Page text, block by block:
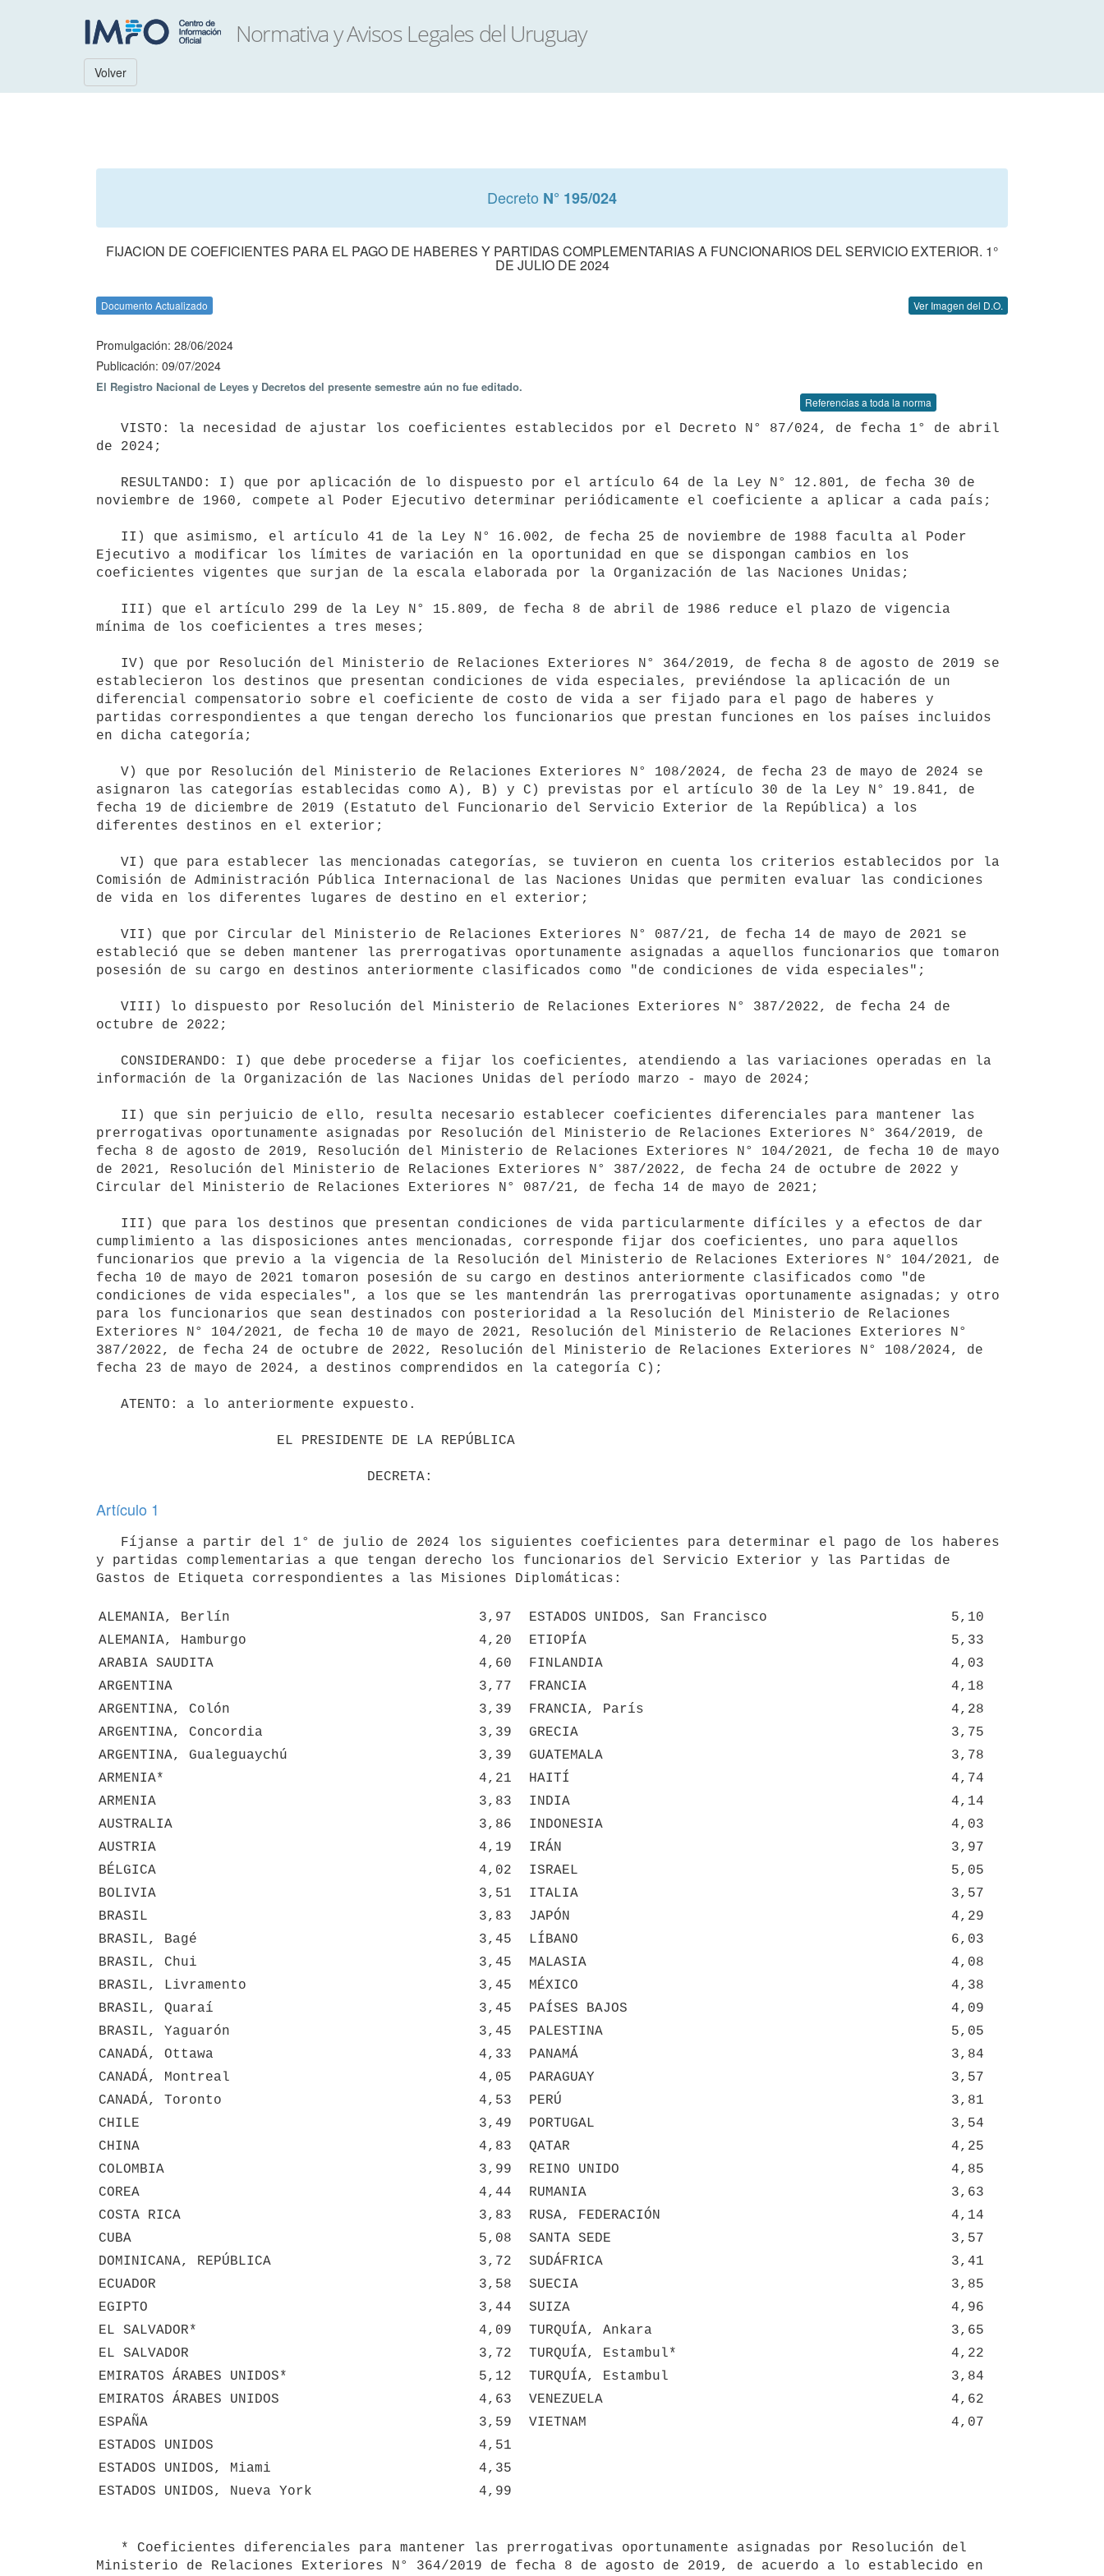
Volver
Decreto N° 195/024
FIJACION DE COEFICIENTES PARA EL PAGO DE HABERES Y PARTIDAS COMPLEMENTARIAS A FUNCIONARIOS DEL SERVICIO EXTERIOR. 1°
DE JULIO DE 2024
Documento Actualizado Ver Imagen del D.O.
Promulgación: 28/06/2024
Publicación: 09/07/2024
El Registro Nacional de Leyes y Decretos del presente semestre aún no fue editado.
Referencias a toda la norma
de 2024;
noviembre de 1960, compete al Poder Ejecutivo determinar periódicamente el coeficiente a aplicar a cada país;
Ejecutivo a modificar los límites de variación en la oportunidad en que se dispongan cambios en los
coeficientes vigentes que surjan de la escala elaborada por la Organización de las Naciones Unidas;
mínima de los coeficientes a tres meses;
establecieron los destinos que presentan condiciones de vida especiales, previéndose la aplicación de un
diferencial compensatorio sobre el coeficiente de costo de vida a ser fijado para el pago de haberes y
partidas correspondientes a que tengan derecho los funcionarios que prestan funciones en los países incluidos
en dicha categoría;
asignaron las categorías establecidas como A), B) y C) previstas por el artículo 30 de la Ley N° 19.841, de
fecha 19 de diciembre de 2019 (Estatuto del Funcionario del Servicio Exterior de la República) a los
diferentes destinos en el exterior;
Comisión de Administración Pública Internacional de las Naciones Unidas que permiten evaluar las condiciones
de vida en los diferentes lugares de destino en el exterior;
estableció que se deben mantener las prerrogativas oportunamente asignadas a aquellos funcionarios que tomaron
posesión de su cargo en destinos anteriormente clasificados como "de condiciones de vida especiales";
octubre de 2022;
información de la Organización de las Naciones Unidas del período marzo - mayo de 2024;
prerrogativas oportunamente asignadas por Resolución del Ministerio de Relaciones Exteriores N° 364/2019, de
fecha 8 de agosto de 2019, Resolución del Ministerio de Relaciones Exteriores N° 104/2021, de fecha 10 de mayo
de 2021, Resolución del Ministerio de Relaciones Exteriores N° 387/2022, de fecha 24 de octubre de 2022 y
Circular del Ministerio de Relaciones Exteriores N° 087/21, de fecha 14 de mayo de 2021;
cumplimiento a las disposiciones antes mencionadas, corresponde fijar dos coeficientes, uno para aquellos
funcionarios que previo a la vigencia de la Resolución del Ministerio de Relaciones Exteriores N° 104/2021, de
fecha 10 de mayo de 2021 tomaron posesión de su cargo en destinos anteriormente clasificados como "de
condiciones de vida especiales", a los que se les mantendrán las prerrogativas oportunamente asignadas; y otro
para los funcionarios que sean destinados con posterioridad a la Resolución del Ministerio de Relaciones
Exteriores N° 104/2021, de fecha 10 de mayo de 2021, Resolución del Ministerio de Relaciones Exteriores N°
387/2022, de fecha 24 de octubre de 2022, Resolución del Ministerio de Relaciones Exteriores N° 108/2024, de
fecha 23 de mayo de 2024, a destinos comprendidos en la categoría C);
Artículo 1
y partidas complementarias a que tengan derecho los funcionarios del Servicio Exterior y las Partidas de
Gastos de Etiqueta correspondientes a las Misiones Diplomáticas:
ALEMANIA, Berlín 3,97 ESTADOS UNIDOS, San Francisco
5,10
ALEMANIA, Hamburgo
4,20 ETIOPÍA
5,33
ARABIA SAUDITA
4,60 FINLANDIA
4,03
ARGENTINA
3,77 FRANCIA
4,18
ARGENTINA, Colón
3,39 FRANCIA, París
4,28
ARGENTINA, Concordia
3,39 GRECIA
3,75
ARGENTINA, Gualeguaychú
3,39 GUATEMALA
3,78
ARMENIA*
4,21 HAITÍ
4,74
ARMENIA
3,83 INDIA
4,14
AUSTRALIA
3,86 INDONESIA
4,03
AUSTRIA
4,19 IRÁN
3,97
BÉLGICA
4,02 ISRAEL
5,05
BOLIVIA
3,51 ITALIA
3,57
BRASIL
3,83 JAPÓN
4,29
BRASIL, Bagé
3,45 LÍBANO
6,03
BRASIL, Chui
3,45 MALASIA
4,08
BRASIL, Livramento
3,45 MÉXICO
4,38
BRASIL, Quaraí
3,45 PAÍSES BAJOS
4,09
BRASIL, Yaguarón
3,45 PALESTINA
5,05
CANADÁ, Ottawa
4,33 PANAMÁ
3,84
CANADÁ, Montreal
4,05 PARAGUAY
3,57
CANADÁ, Toronto
4,53 PERÚ
3,81
CHILE
3,49 PORTUGAL
3,54
CHINA
4,83 QATAR
4,25
COLOMBIA
3,99 REINO UNIDO
4,85
COREA
4,44 RUMANIA
3,63
COSTA RICA
3,83 RUSA, FEDERACIÓN
4,14
CUBA
5,08 SANTA SEDE
3,57
DOMINICANA, REPÚBLICA
3,72 SUDÁFRICA
3,41
ECUADOR
3,58 SUECIA
3,85
EGIPTO
3,44 SUIZA
4,96
EL SALVADOR*
4,09 TURQUÍA, Ankara
3,65
EL SALVADOR
3,72 TURQUÍA, Estambul*
4,22
EMIRATOS ÁRABES UNIDOS*
5,12 TURQUÍA, Estambul
3,84
EMIRATOS ÁRABES UNIDOS
4,63 VENEZUELA
4,62
ESPAÑA
3,59 VIETNAM
4,07
ESTADOS UNIDOS
4,51
ESTADOS UNIDOS, Miami
4,35
ESTADOS UNIDOS, Nueva York
4,99
Ministerio de Relaciones Exteriores N° 364/2019 de fecha 8 de agosto de 2019, de acuerdo a lo establecido en